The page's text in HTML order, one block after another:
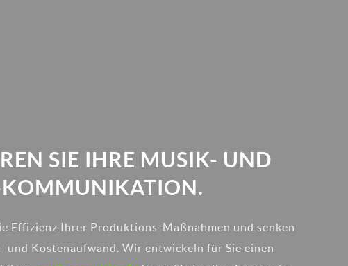
SIE IHRE MUSIK- UND
Effizienz Ihrer Produktions-Maßnahmen und senken
und Kostenaufwand. Wir entwickeln für Sie einen